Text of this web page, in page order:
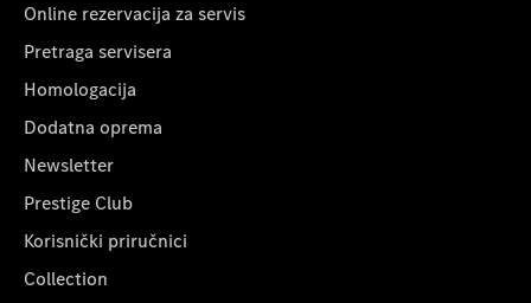
Online rezervacija za servis
Pretraga servisera
Homologacija
Dodatna oprema
Newsletter
Prestige Club
Korisnički priručnici
Collection